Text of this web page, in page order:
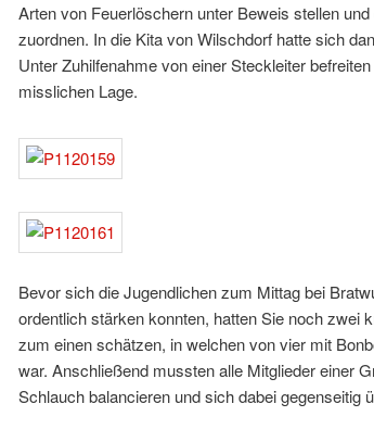
Arten von Feuerlöschern unter Beweis stellen
zuordnen. In die Kita von Wilschdorf hatte sich
Unter Zuhilfenahme von einer Steckleiter
misslichen Lage.
Bevor sich die Jugendlichen zum Mittag bei
ordentlich stärken konnten, hatten Sie noch zwei
zum einen schätzen, in welchen von vier mit
war. Anschließend mussten alle Mitglieder einer
Schlauch balancieren und sich dabei gegenseitig